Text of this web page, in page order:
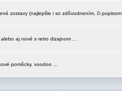
zostavy (najlepšie i so zdôvodnením, či
aj nové s retro dizajnom ...
pomôcky, voodoo ...